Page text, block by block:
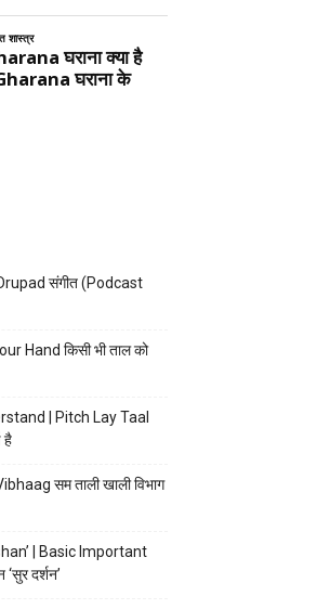
संगीत (Podcast
Hand किसी भी ताल को
| Pitch Lay Taal
है
सम ताली खाली विभाग
| Basic Important
दर्शन’